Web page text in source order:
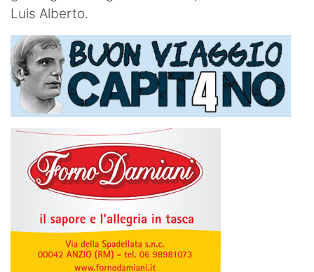
Luis Alberto.